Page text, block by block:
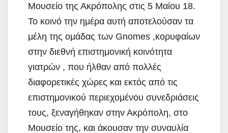
Μουσείο της Ακρόπολης στις 5 Μαίου 18.
Το κοινό την ημέρα αυτή αποτελούσαν τα
μέλη της ομάδας των Gnomes ,κορυφαίων
στην διεθνή επιστημονική κοινότητα
γιατρών , που ήλθαν από πολλές
διαφορετικές χώρες και εκτός από τις
επιστημονικού περιεχομένου συνεδριάσεις
τους, ξεναγήθηκαν στην Ακρόπολη, στο
Μουσείο της, και άκουσαν την συναυλία